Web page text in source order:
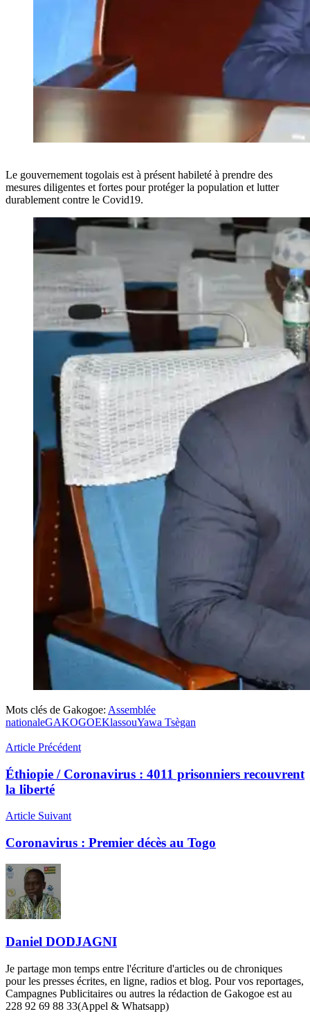
Le gouvernement togolais est à présent habileté à prendre des
mesures diligentes et fortes pour protéger la population et lutter
durablement contre le Covid19.
Mots clés de Gakogoe: Assemblée
nationaleGAKOGOEKlassouYawa Tsègan
Article Précédent
Éthiopie / Coronavirus : 4011 prisonniers recouvrent
la liberté
Article Suivant
Coronavirus : Premier décès au Togo
Daniel DODJAGNI
Je partage mon temps entre l'écriture d'articles ou de chroniques
pour les presses écrites, en ligne, radios et blog. Pour vos reportages,
Campagnes Publicitaires ou autres la rédaction de Gakogoe est au
228 92 69 88 33(Appel & Whatsapp)